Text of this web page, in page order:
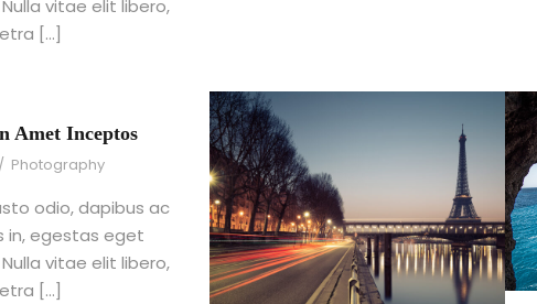
vitae elit libero,
[…]
Amet Inceptos
/ Photography
odio, dapibus ac
in, egestas eget
vitae elit libero,
[…]